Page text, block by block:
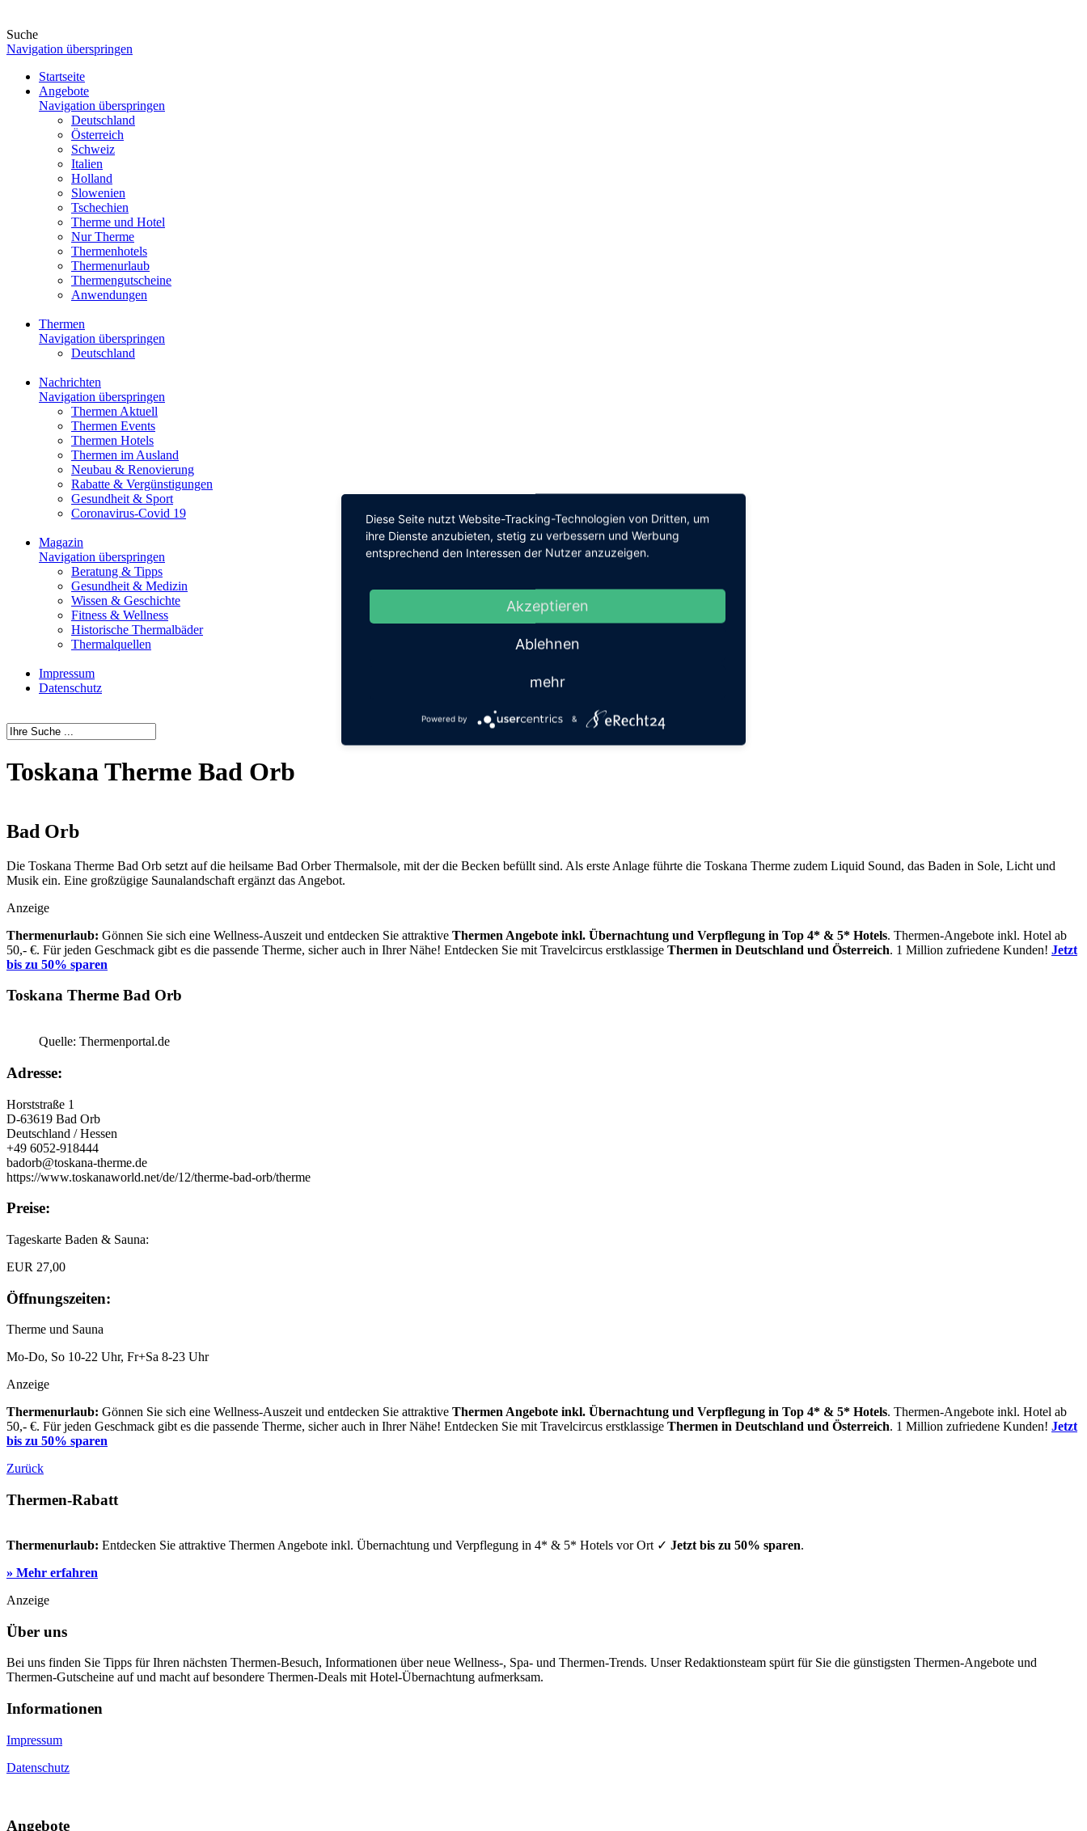
Suche
Navigation überspringen
Startseite
Angebote
Navigation überspringen
Deutschland
Österreich
Schweiz
Italien
Holland
Slowenien
Tschechien
Therme und Hotel
Nur Therme
Thermenhotels
Thermenurlaub
Thermengutscheine
Anwendungen
Thermen
Navigation überspringen
Deutschland
Nachrichten
Navigation überspringen
Thermen Aktuell
Thermen Events
Thermen Hotels
Thermen im Ausland
Neubau & Renovierung
Rabatte & Vergünstigungen
Gesundheit & Sport
Coronavirus-Covid 19
Magazin
Navigation überspringen
Beratung & Tipps
Gesundheit & Medizin
Wissen & Geschichte
Fitness & Wellness
Historische Thermalbäder
Thermalquellen
Impressum
Datenschutz
Toskana Therme Bad Orb
Bad Orb
Die Toskana Therme Bad Orb setzt auf die heilsame Bad Orber Thermalsole, mit der die Becken befüllt sind. Als erste Anlage führte die Toskana Therme zudem Liquid Sound, das Baden in Sole, Licht und
Musik ein. Eine großzügige Saunalandschaft ergänzt das Angebot.
Anzeige
Thermenurlaub: Gönnen Sie sich eine Wellness-Auszeit und entdecken Sie attraktive Thermen Angebote inkl. Übernachtung und Verpflegung in Top 4* & 5* Hotels. Thermen-Angebote inkl. Hotel ab
50,- €. Für jeden Geschmack gibt es die passende Therme, sicher auch in Ihrer Nähe! Entdecken Sie mit Travelcircus erstklassige Thermen in Deutschland und Österreich. 1 Million zufriedene Kunden! Jetzt
bis zu 50% sparen
Toskana Therme Bad Orb
Quelle: Thermenportal.de
Adresse:
Horststraße 1
D-63619 Bad Orb
Deutschland / Hessen
+49 6052-918444
badorb@toskana-therme.de
https://www.toskanaworld.net/de/12/therme-bad-orb/therme
Preise:
Tageskarte Baden & Sauna:
EUR 27,00
Öffnungszeiten:
Therme und Sauna
Mo-Do, So 10-22 Uhr, Fr+Sa 8-23 Uhr
Anzeige
Thermenurlaub: Gönnen Sie sich eine Wellness-Auszeit und entdecken Sie attraktive Thermen Angebote inkl. Übernachtung und Verpflegung in Top 4* & 5* Hotels. Thermen-Angebote inkl. Hotel ab
50,- €. Für jeden Geschmack gibt es die passende Therme, sicher auch in Ihrer Nähe! Entdecken Sie mit Travelcircus erstklassige Thermen in Deutschland und Österreich. 1 Million zufriedene Kunden! Jetzt
bis zu 50% sparen
Zurück
Thermen-Rabatt
Thermenurlaub: Entdecken Sie attraktive Thermen Angebote inkl. Übernachtung und Verpflegung in 4* & 5* Hotels vor Ort ✓ Jetzt bis zu 50% sparen.
» Mehr erfahren
Anzeige
Über uns
Bei uns finden Sie Tipps für Ihren nächsten Thermen-Besuch, Informationen über neue Wellness-, Spa- und Thermen-Trends. Unser Redaktionsteam spürt für Sie die günstigsten Thermen-Angebote und
Thermen-Gutscheine auf und macht auf besondere Thermen-Deals mit Hotel-Übernachtung aufmerksam.
Informa­tionen
Impressum
Datenschutz
An­gebote
Diese Seite nutzt Website-Tracking-Technologien von Dritten, um
ihre Dienste anzubieten, stetig zu verbessern und Werbung
entsprechend den Interessen der Nutzer anzuzeigen.
Akzeptieren
Ablehnen
mehr
Powered by &